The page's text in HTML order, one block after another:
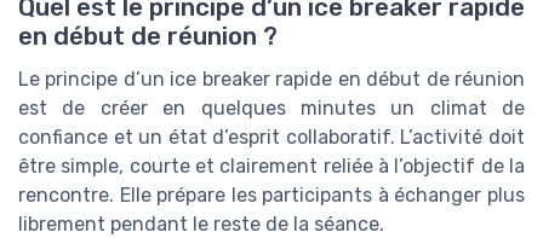
Quel est le principe d’un ice breaker rapide
en début de réunion ?
Le principe d’un ice breaker rapide en début de réunion
est de créer en quelques minutes un climat de
confiance et un état d’esprit collaboratif. L’activité doit
être simple, courte et clairement reliée à l’objectif de la
rencontre. Elle prépare les participants à échanger plus
librement pendant le reste de la séance.